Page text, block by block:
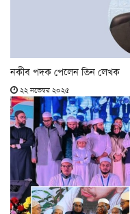
নকীব পদক পেলেন তিন লেখক
২২ নভেম্বর ২০২৫